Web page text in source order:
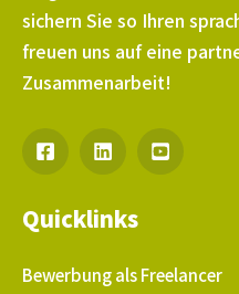
sichern Sie so Ihren
freuen uns auf eine
Zusammenarbeit!
Quicklinks
Bewerbung als Freelancer